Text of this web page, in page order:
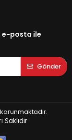
e-posta ile
Gönder
Saklıdır